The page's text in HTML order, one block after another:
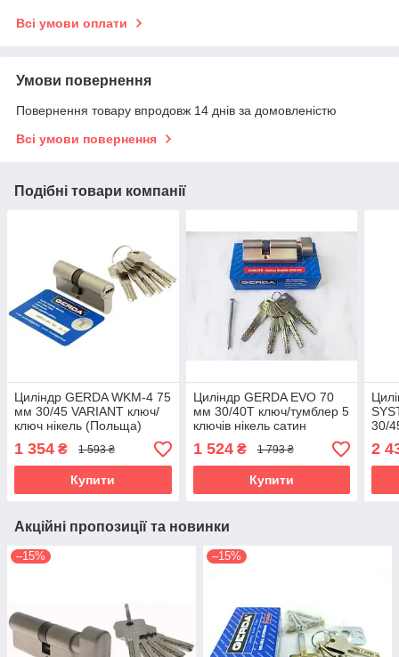
Всі умови оплати
Умови повернення
Повернення товару впродовж 14 днів за домовленістю
Всі умови повернення
Подібні товари компанії
Циліндр GERDA WKM-4 75
мм 30/45 VARIANT ключ/
ключ нікель (Польща)
1 354 ₴ 1 593 ₴
Купити
Циліндр GERDA EVO 70
мм 30/40Т ключ/тумблер 5
ключів нікель сатин
1 524₴ 1 793 ₴
Купити
30/
2
Акційні пропозиції та новинки
–15% –15%